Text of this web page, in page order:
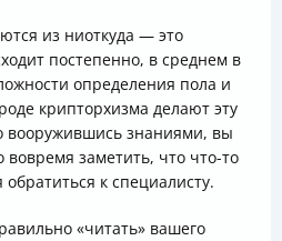
из ниоткуда — это
постепенно, в среднем в
определения пола и
крипторхизма делают эту
вооружившись знаниями, вы
вовремя заметить, что что-то
к специалисту.
«читать» вашего